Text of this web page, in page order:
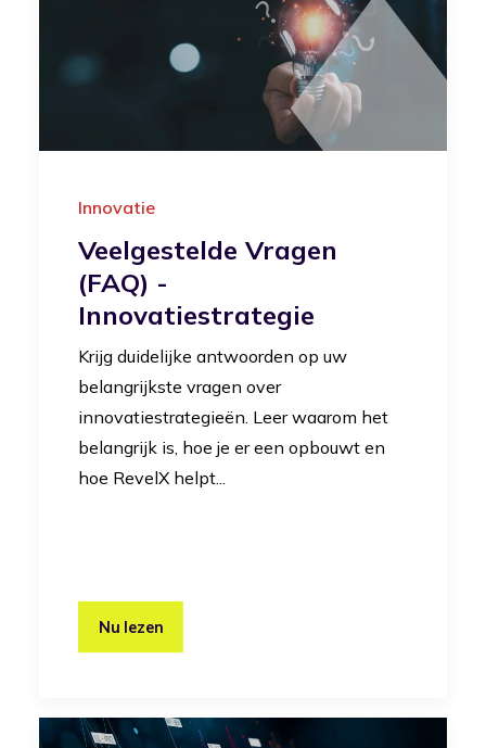
Innovatie
Veelgestelde Vragen
(FAQ) -
Innovatiestrategie
Krijg duidelijke antwoorden op uw
belangrijkste vragen over
innovatiestrategieën. Leer waarom het
belangrijk is, hoe je er een opbouwt en
hoe RevelX helpt...
Nu lezen